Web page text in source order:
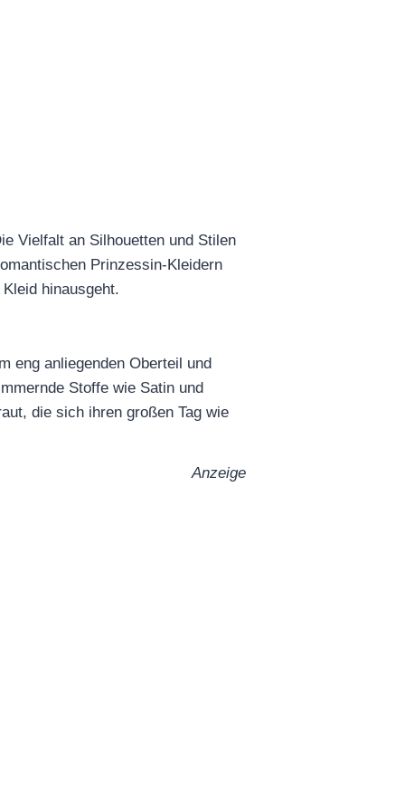
Vielfalt an Silhouetten und Stilen
Prinzessin-Kleidern
hinausgeht.
eng anliegenden Oberteil und
Stoffe wie Satin und
die sich ihren großen Tag wie
Anzeige